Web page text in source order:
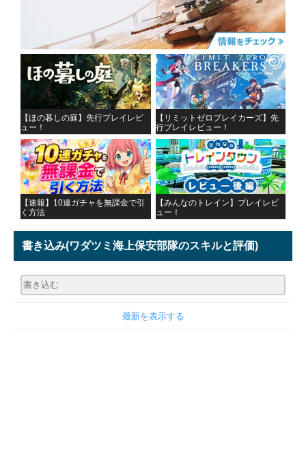
【ほの暮しの庭】先行プレイレビ
ュー！
【リミットゼロブレイカーズ】先
行プレイレビュー！
【速報】10連ガチャを無課金で引
く方法
【みんなのトレイン】プレイレビ
ュー！
書き込み(ワダツミ海上保安部隊のスキルと評価)
最新を表示する